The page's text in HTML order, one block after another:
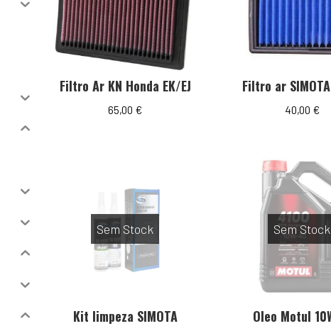
Filtro Ar KN Honda EK/EJ
65,00 €
Filtro ar
40,00 €
Sem Stock
Kit limpeza SIMOTA
Sem Stock
Oleo Motul